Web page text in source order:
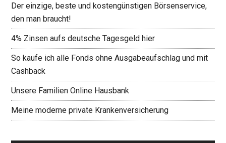
Der einzige, beste und kostengünstigen Börsenservice,
den man braucht!
4% Zinsen aufs deutsche Tagesgeld hier
So kaufe ich alle Fonds ohne Ausgabeaufschlag und mit
Cashback
Unsere Familien Online Hausbank
Meine moderne private Krankenversicherung